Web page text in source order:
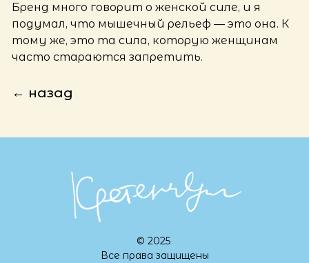
Бренд много говорит о женской силе, и я
подумал, что мышечный рельеф — это она. К
тому же, это та сила, которую женщинам
часто стараются запретить.
← назад
© 2025
Все права защищены